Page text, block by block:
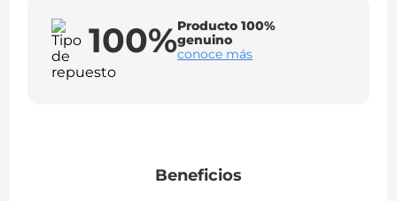
100%Producto 100%
genuino
conoce más
Beneficios